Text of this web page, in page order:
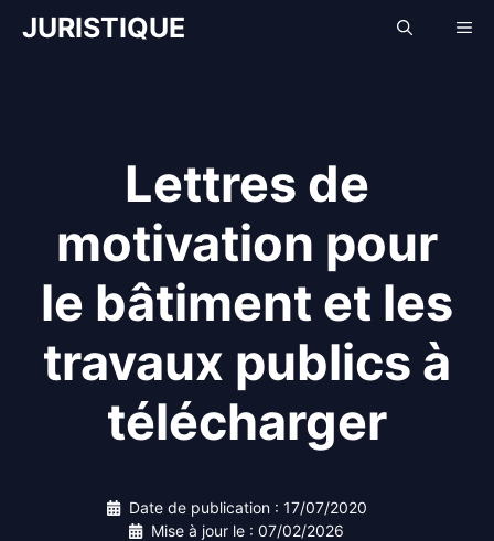
AllerJURISTIQUE
Lettres de
motivation pour
le bâtiment et les
travaux publics à
télécharger
Date de publication : 17/07/2020
Mise à jour le : 07/02/2026